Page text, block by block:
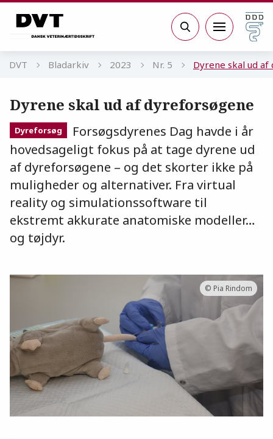
Søg
DVT Bladarkiv 2023 Nr. 5 Dyrene skal ud
Dyrene skal ud af dyreforsøgene
Dyreforsøg
Forsøgsdyrenes Dag havde i år
hovedsageligt fokus på at tage dyrene ud
af dyreforsøgene – og det skorter ikke på
muligheder og alternativer. Fra virtual
reality og simulationssoftware til
ekstremt akkurate anatomiske modeller…
og tøjdyr.
© Pia Rindom